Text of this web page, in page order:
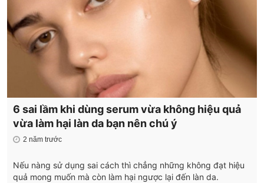
6 sai lầm khi dùng serum vừa không hiệu quả
vừa làm hại làn da bạn nên chú ý
2 năm trước
Nếu nàng sử dụng sai cách thì chẳng những không đạt hiệu
quả mong muốn mà còn làm hại ngược lại đến làn da.